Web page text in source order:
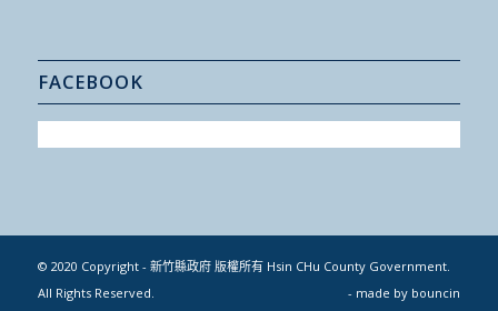
FACEBOOK
© 2020 Copyright - 新竹縣政府 版權所有 Hsin CHu County Government.
All Rights Reserved.
- made by bouncin